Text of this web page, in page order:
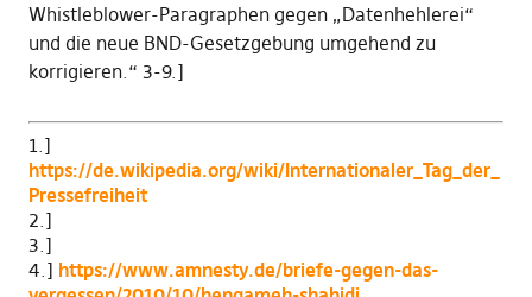
Whistleblower-Paragraphen gegen „Datenhehlerei“
und die neue BND-Gesetzgebung umgehend zu
korrigieren.“ 3-9.]
1.]
https://de.wikipedia.org/wiki/Internationaler_Tag_der_
Pressefreiheit
2.]
3.]
4.] https://www.amnesty.de/briefe-gegen-das-